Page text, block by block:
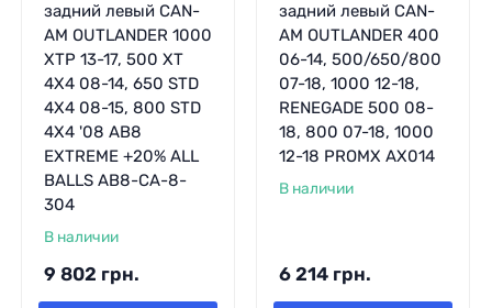
задний левый CAN-
AM OUTLANDER 1000
XTP 13-17, 500 XT
4X4 08-14, 650 STD
4X4 08-15, 800 STD
4X4 '08 AB8
EXTREME +20% ALL
BALLS AB8-CA-8-
304
В наличии
9 802 грн.
задний левый CAN-
AM OUTLANDER 400
06-14, 500/650/800
07-18, 1000 12-18,
RENEGADE 500 08-
18, 800 07-18, 1000
12-18 PROMX AX014
В наличии
6 214 грн.